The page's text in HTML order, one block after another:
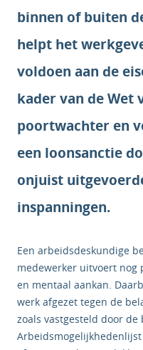
binnen of buiten
helpt het
voldoen aan de
kader van de Wet
poortwachter en
een loonsanctie
onjuist
inspanningen.
Een arbeidsdeskundige
medewerker uitvoert
en mentaal aankan.
werk afgezet tegen de
zoals vastgesteld door
Arbeidsmogelijkhedenlijst